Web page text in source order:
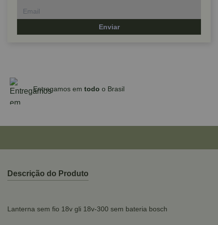
Enviar
para compras acima de R$590,00
Descrição do Produto
Lanterna sem fio 18v gli 18v-300 sem bateria bosch